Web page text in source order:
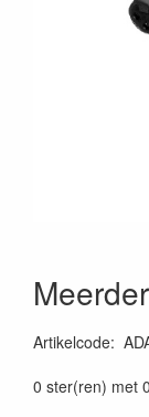
Artikelcode:
0 ster(ren) met